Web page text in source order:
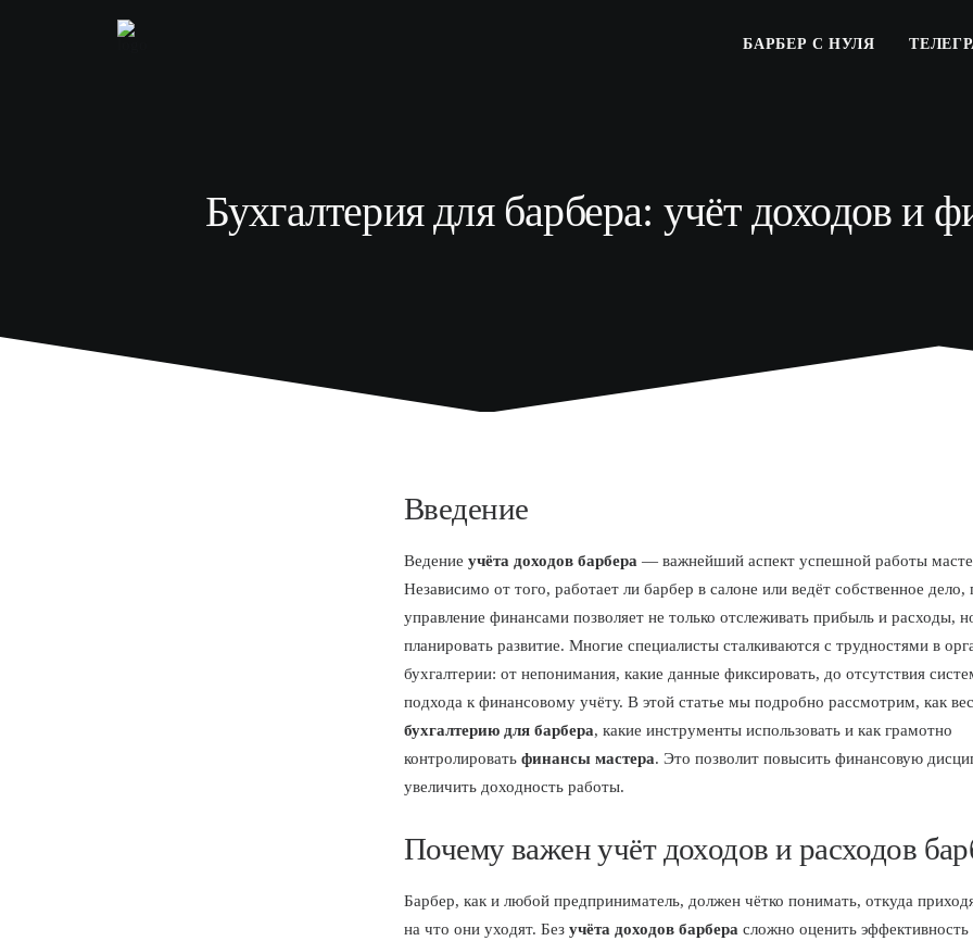
БАРБЕР С НУЛЯ
Бухгалтерия для барбера: учёт доходов и
Введение
Ведение учёта доходов барбера — важнейший аспект успешной работы
Независимо от того, работает ли барбер в салоне или ведёт собственное дело,
управление финансами позволяет не только отслеживать прибыль и расходы,
планировать развитие. Многие специалисты сталкиваются с трудностями в
бухгалтерии: от непонимания, какие данные фиксировать, до отсутствия
подхода к финансовому учёту. В этой статье мы подробно рассмотрим, как
бухгалтерию для барбера, какие инструменты использовать и как грамотно
контролировать финансы мастера. Это позволит повысить финансовую
увеличить доходность работы.
Почему важен учёт доходов и расходов
Барбер, как и любой предприниматель, должен чётко понимать, откуда
на что они уходят. Без учёта доходов барбера сложно оценить эффективность